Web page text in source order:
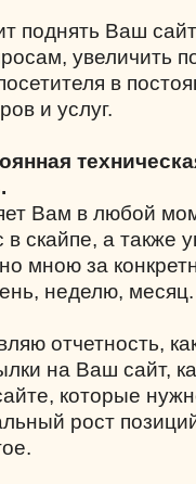
поднять Ваш
увеличить
в
и услуг.
Вам в любой
в скайпе, а также
мною за
неделю, месяц.
отчетность,
на Ваш сайт,
которые
рост